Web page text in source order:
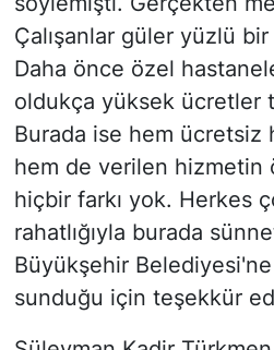
Çalışanlar güler yüzlü
Daha önce özel
oldukça yüksek ücretler
Burada ise hem ücretsiz
hem de verilen hizmetin
hiçbir farkı yok. Herkes
rahatlığıyla burada
Büyükşehir
sunduğu için teşekkür